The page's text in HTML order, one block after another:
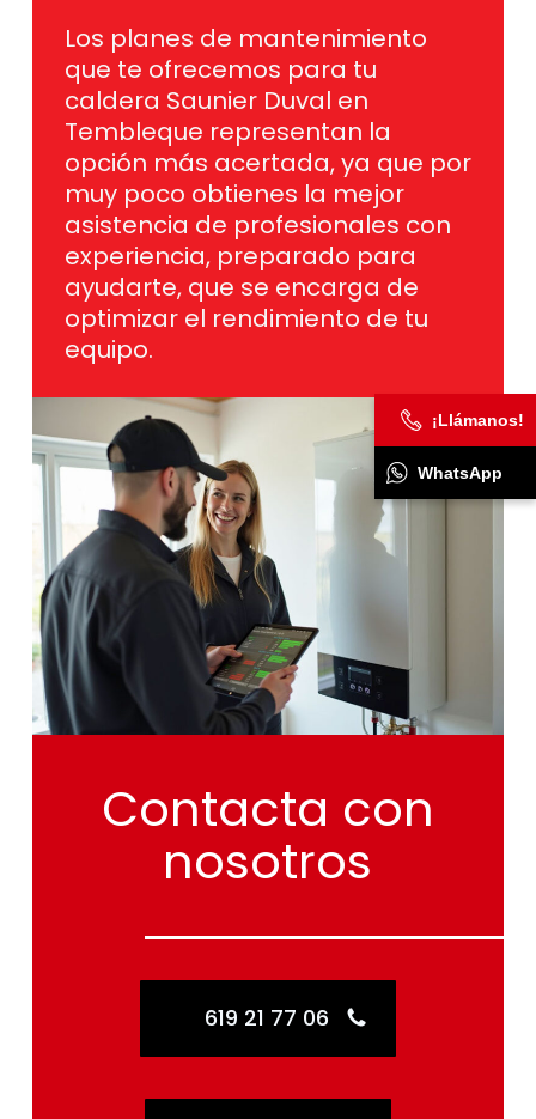
Los planes de mantenimiento
que te ofrecemos para tu
caldera Saunier Duval en
Tembleque representan la
opción más acertada, ya que por
muy poco obtienes la mejor
asistencia de profesionales con
experiencia, preparado para
ayudarte, que se encarga de
optimizar el rendimiento de tu
equipo.
Contacta con
nosotros
619 21 77 06
¡Llámanos!
WhatsApp